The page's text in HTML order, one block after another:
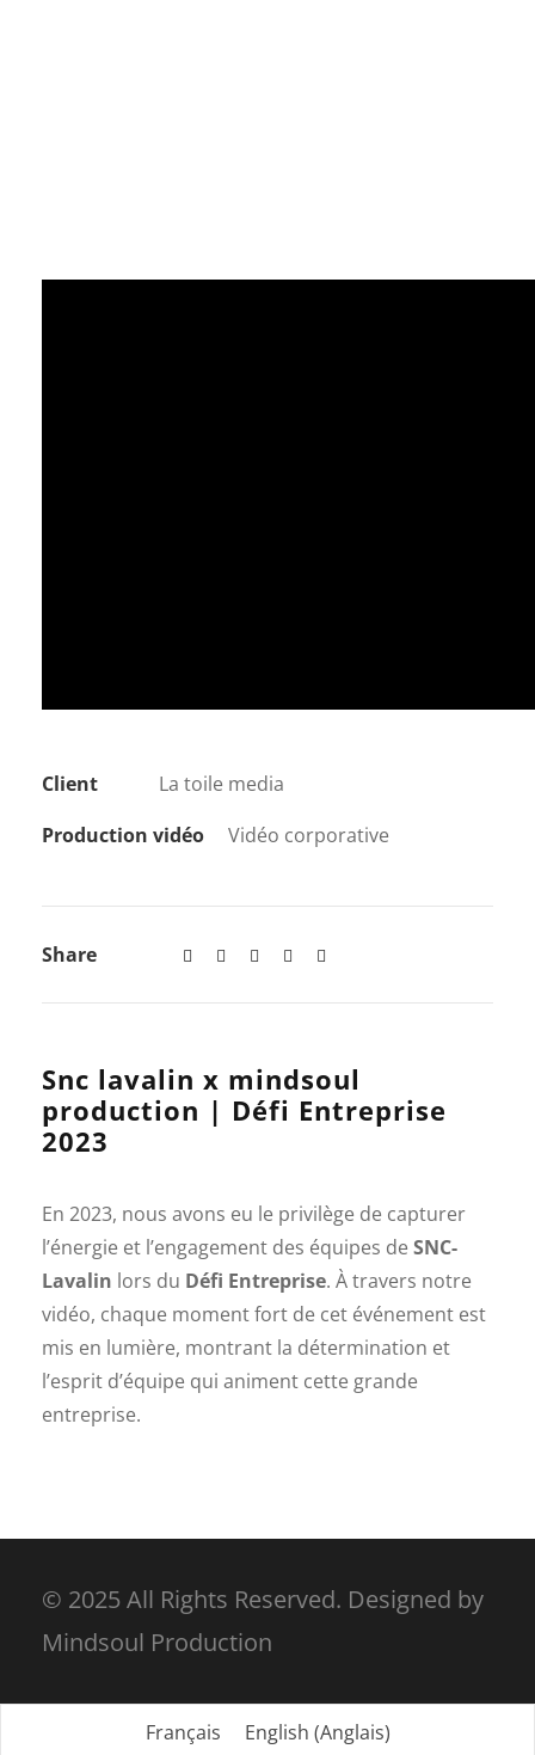
Client
La toile media
Production vidéo
Vidéo corporative
Share
Snc lavalin x mindsoul
production | Défi Entreprise
2023
En 2023, nous avons eu le privilège de capturer
l’énergie et l’engagement des équipes de SNC-
Lavalin lors du Défi Entreprise. À travers notre
vidéo, chaque moment fort de cet événement est
mis en lumière, montrant la détermination et
l’esprit d’équipe qui animent cette grande
entreprise.
© 2025 All Rights Reserved. Designed by
Mindsoul Production
Français English (Anglais)